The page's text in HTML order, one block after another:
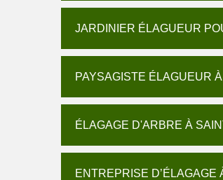
JARDINIER ÉLAGUEUR
PAYSAGISTE ÉLAGUEUR
ÉLAGAGE D'ARBRE À
ENTREPRISE